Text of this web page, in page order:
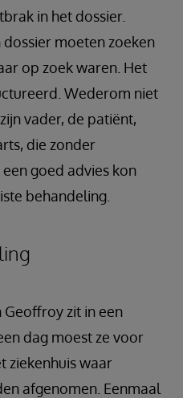
in het dossier.
dossier moeten zoeken
op zoek waren. Het
Wederom niet
vader, de patiënt,
die zonder
goed advies kon
behandeling.
zit in een
dag moest ze voor
ziekenhuis waar
afgenomen. Eenmaal